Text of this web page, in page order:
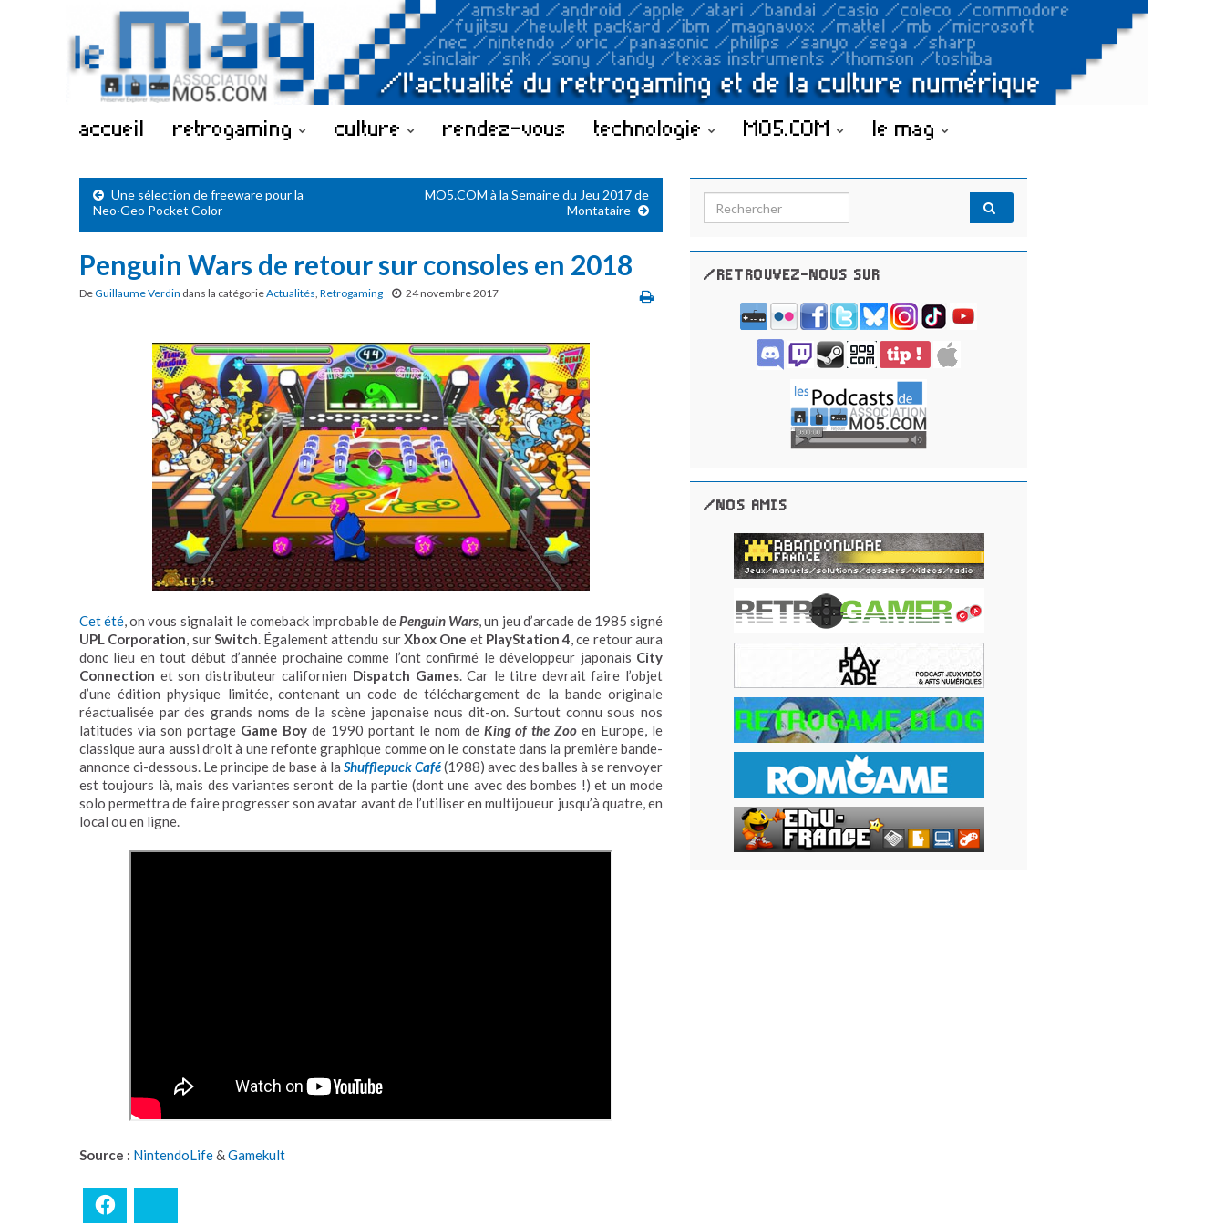
accueil retrogaming culture rendez-vous technologie MO5.COM le mag
Une sélection de freeware pour la
Neo·Geo Pocket Color
MO5.COM à la Semaine du Jeu 2017 de
Montataire
Penguin Wars de retour sur consoles en 2018
DeGuillaume Verdin dans la catégorieActualités, Retrogaming 24 novembre 2017
Cet été , on vous signalait le comeback improbable de Penguin Wars , un jeu d’arcade de 1985 signé
UPL Corporation , sur Switch . Également attendu surXbox One et PlayStation 4 , ce retour aura
donc lieu en tout début d’année prochaine comme l’ont confirmé le développeur japonais City
Connection et son distributeur californien Dispatch Games. Car le titre devrait faire l’objet
d’une édition physique limitée, contenant un code de téléchargement de la bande originale
réactualisée par des grands noms de la scène japonaise nous dit-on. Surtout connu sous nos
latitudes via son portage Game Boy de 1990 portant le nom de King of the Zoo en Europe, le
classique aura aussi droit à une refonte graphique comme on le constate dans la première bande-
annonce ci-dessous. Le principe de base à la Shufflepuck Café(1988) avec des balles à se renvoyer
est toujours là, mais des variantes seront de la partie (dont une avec des bombes !) et un mode
solo permettra de faire progresser son avatar avant de l’utiliser en multijoueur jusqu’à quatre, en
local ou en ligne.
Source : NintendoLife&Gamekult
Search for:
/RETROUVEZ-NOUS SUR
/NOS AMIS